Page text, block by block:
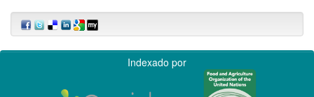
Indexado por